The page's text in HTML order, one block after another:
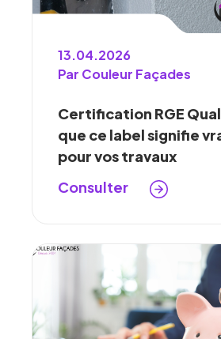
13.04.2026
Par Couleur Façades
Certification RGE
que ce label signifie
pour vos travaux
Consulter